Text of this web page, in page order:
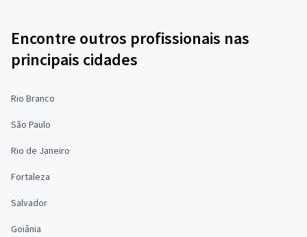
Encontre outros profissionais nas
principais cidades
Rio Branco
São Paulo
Rio de Janeiro
Fortaleza
Salvador
Goiânia